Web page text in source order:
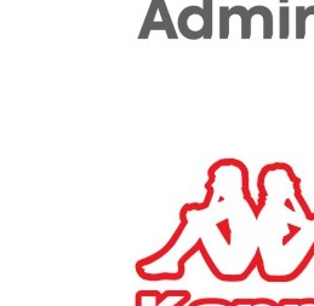
Aktor: Δεν θα γίνουν
δεκτές προσφορές κάτω
Κ. Πιερρακάκης: Νέα
εποχή για το Ολυμπιακό
Κωπηλατοδρόμιο - Η
δημόσια περιουσία είναι